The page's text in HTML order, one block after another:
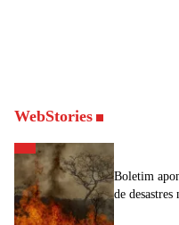
WebStories
Boletim
de